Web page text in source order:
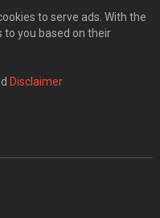
to serve ads. With the
to you based on their
Disclaimer